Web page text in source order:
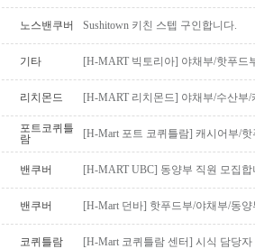
노스밴쿠버 Sushitown 키친 스텝 구인합니다.
기타 [H-MART 빅토리아] 야채부/핫푸드
리치몬드 [H-MART 리치몬드] 야채부/수산부
포트코퀴틀
람
[H-Mart 포트 코퀴틀람] 캐시어부/
밴쿠버 [H-MART UBC] 동양부 직원 모집합
밴쿠버 [H-Mart 던바] 핫푸드부/야채부/동
코퀴틀람 [H-Mart 코퀴틀람 센터] 시식 담당